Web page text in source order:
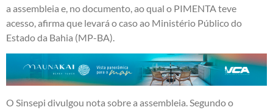
a assembleia e, no documento, ao qual o PIMENTA teve
acesso, afirma que levará o caso ao Ministério Público do
Estado da Bahia (MP-BA).
O Sinsepi divulgou nota sobre a assembleia. Segundo o